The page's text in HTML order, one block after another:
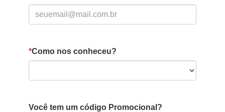
*Como nos conheceu?
Você tem um código Promocional?